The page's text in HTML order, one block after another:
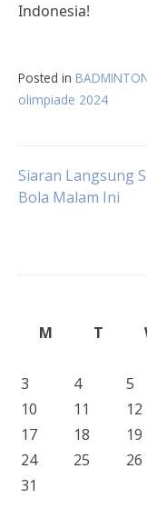
Indonesia!
Posted in
olimpiade 2024
Post
Siaran Langsung
Bola Malam Ini
M
T
3
4 5
10
11 12
17
18 19
24
25 26
31